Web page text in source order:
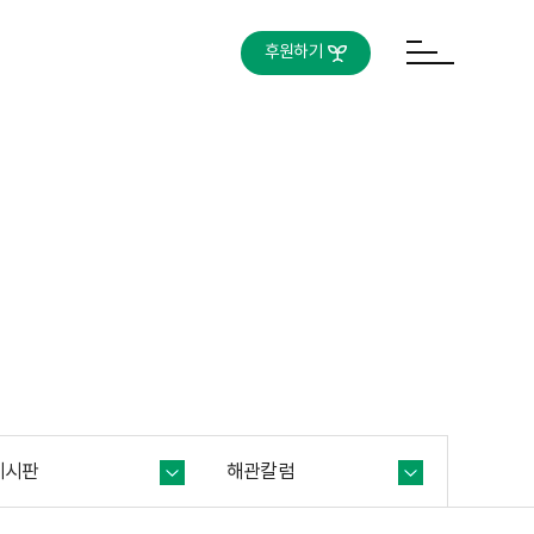
후원하기
시판 해관칼럼